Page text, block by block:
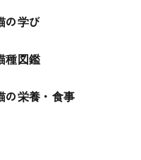
の学び
種図鑑
の栄養・食事